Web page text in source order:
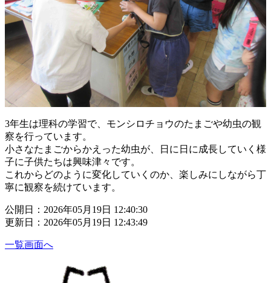
3年生は理科の学習で、モンシロチョウのたまごや幼虫の観
察を行っています。
小さなたまごからかえった幼虫が、日に日に成長していく様
子に子供たちは興味津々です。
これからどのように変化していくのか、楽しみにしながら丁
寧に観察を続けています。
公開日：2026年05月19日 12:40:30
更新日：2026年05月19日 12:43:49
一覧画面へ